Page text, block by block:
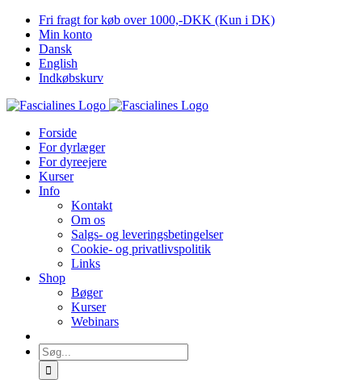
Skip
content
Fri fragt for køb over 1000,-DKK (Kun i DK)
Min konto
Dansk
English
Indkøbskurv
Forside
For dyrlæger
For dyreejere
Kurser
Info
Kontakt
Om os
Salgs- og leveringsbetingelser
Cookie- og privatlivspolitik
Links
Shop
Bøger
Kurser
Webinars
Søg
efter: